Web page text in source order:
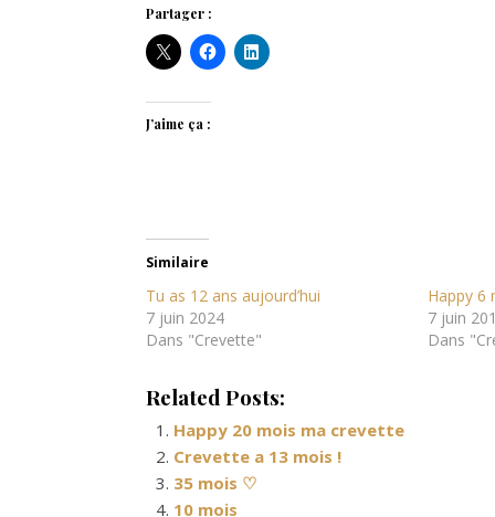
Partager :
J’aime ça :
Similaire
Tu as 12 ans aujourd’hui
7 juin 2024
Dans "Crevette"
Happy 6
7 juin
Dans
Related Posts:
Happy 20 mois ma crevette
Crevette a 13 mois !
35 mois ♡
10 mois